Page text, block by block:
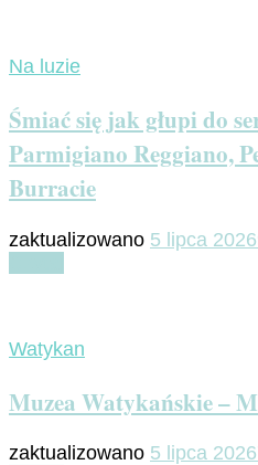
Na luzie
Śmiać się jak głupi do
Parmigiano Reggiano,
Burracie
zaktualizowano 5 lipca 2026
Watykan
Muzea Watykańskie –
zaktualizowano 5 lipca 2026